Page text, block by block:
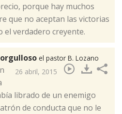
porque hay muchos
que no aceptan las victorias
el verdadero creyente.
el pastor B. Lozano
26 abril, 2015
librado de un enemigo
de conducta que no le